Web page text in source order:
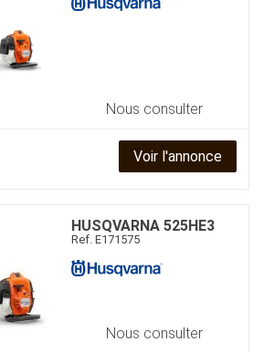
Nous consulter
Voir l'annonce
HUSQVARNA 525HE3
Ref. E171575
Nous consulter